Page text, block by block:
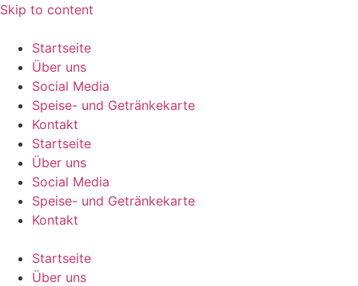
Skip to content
Startseite
Über uns
Social Media
Speise- und Getränkekarte
Kontakt
Startseite
Über uns
Social Media
Speise- und Getränkekarte
Kontakt
Startseite
Über uns